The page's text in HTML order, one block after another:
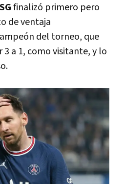
finalizó primero pero
de ventaja
del torneo, que
3 a 1, como visitante, y lo